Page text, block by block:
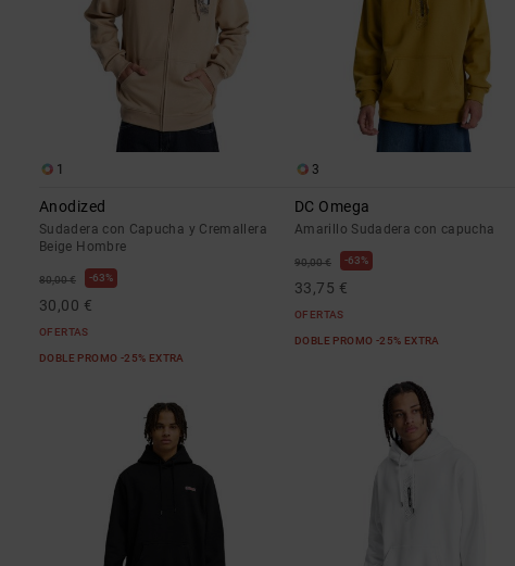
1
Anodized
Sudadera con Capucha y Cremallera
Beige Hombre
80,00 € 63%
30,00 €
OFERTAS
DOBLE PROMO -25% EXTRA
3
DC Omega
Amarillo Sudadera con capucha
90,00 € 63%
33,75 €
OFERTAS
DOBLE PROMO -25% EXTRA